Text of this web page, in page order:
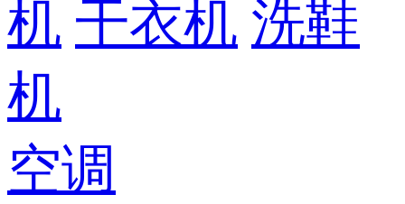
机 干衣机 洗鞋
机
空调